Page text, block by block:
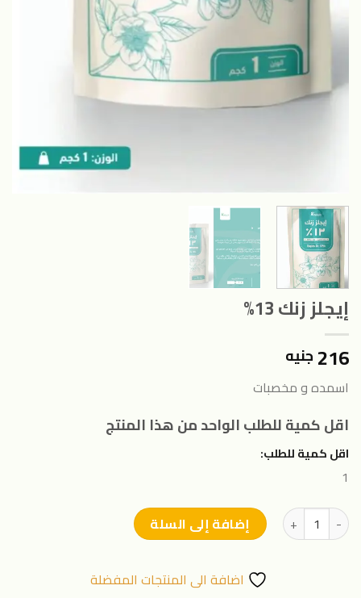
إيجلز زنك 13%
216 جنيه
اسمده و مخصبات
اقل كمية للطلب الواحد من هذا المنتج
اقل كمية للطلب:
1
كمية إيجلز زنك 13% إضافة إلى السلة
اضافة الى المنتجات المفضلة